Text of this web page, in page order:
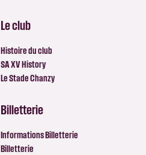
Le club
Histoire du club
SA XV History
Le Stade Chanzy
Billetterie
Informations Billetterie
Billetterie